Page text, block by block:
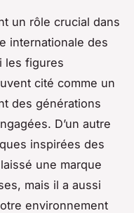
un rôle crucial dans
internationale des
les figures
cité comme un
des générations
D’un autre
inspirées des
une marque
mais il a aussi
environnement